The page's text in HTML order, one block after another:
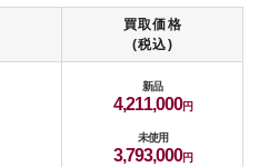
買取価格
(税込)
新品
4,211,000
未使用
3,793,000